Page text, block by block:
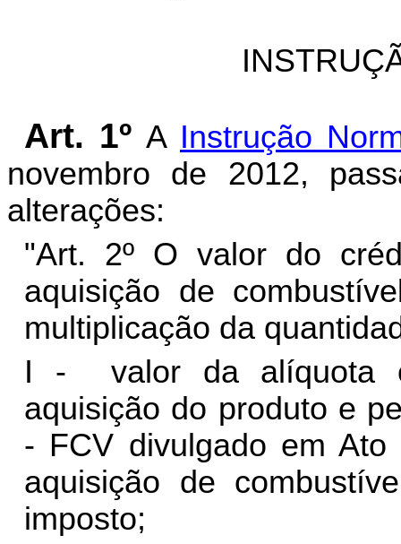
Art. 1º A Instrução
novembro de 2012,
alterações:
"Art. 2º O valor do
aquisição de
multiplicação da
I - valor da alíquota
aquisição do produto e
- FCV divulgado em Ato
aquisição de
imposto;